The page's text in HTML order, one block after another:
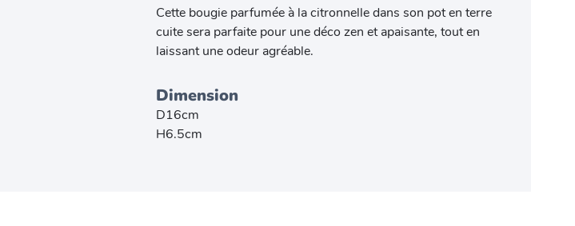
Cette bougie parfumée à la citronnelle dans son pot en terre
cuite sera parfaite pour une déco zen et apaisante, tout en
laissant une odeur agréable.
Dimension
D16cm
H6.5cm